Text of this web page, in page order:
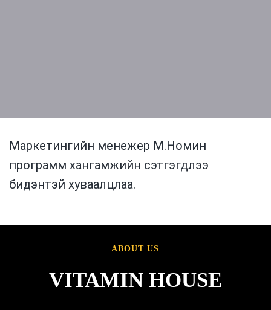
Маркетингийн менежер М.Номин
программ хангамжийн сэтгэгдлээ
бидэнтэй хуваалцлаа.
ABOUT US
VITAMIN HOUSE